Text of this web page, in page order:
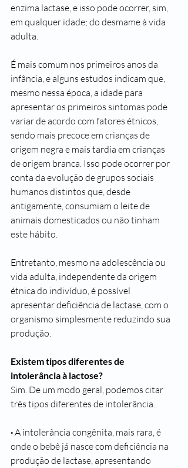
enzima lactase, e isso pode ocorrer, sim,
em qualquer idade; do desmame à vida
adulta.
É mais comum nos primeiros anos da
infância, e alguns estudos indicam que,
mesmo nessa época, a idade para
apresentar os primeiros sintomas pode
variar de acordo com fatores étnicos,
sendo mais precoce em crianças de
origem negra e mais tardia em crianças
de origem branca. Isso pode ocorrer por
conta da evolução de grupos sociais
humanos distintos que, desde
antigamente, consumiam o leite de
animais domesticados ou não tinham
este hábito.
Entretanto, mesmo na adolescência ou
vida adulta, independente da origem
étnica do indivíduo, é possível
apresentar deficiência de lactase, com o
organismo simplesmente reduzindo sua
produção.
Existem tipos diferentes de
intolerância à lactose?
Sim. De um modo geral, podemos citar
três tipos diferentes de intolerância.
· A intolerância congênita, mais rara, é
onde o bebê já nasce com deficiência na
produção de lactase, apresentando